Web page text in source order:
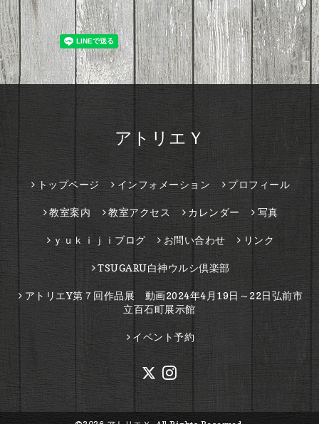
アトリエＹ
トップページ インフォメーション プロフィール
教室案内 教室アクセス カレンダー 写真
ｙｕｋｉｊｉブログ お問い合わせ リンク
TSUGARU白神ウルシ倶楽部
アトリエY第７回作品展 動画2024年4月19日～22日弘前市
立百石町展示館
イベント予約